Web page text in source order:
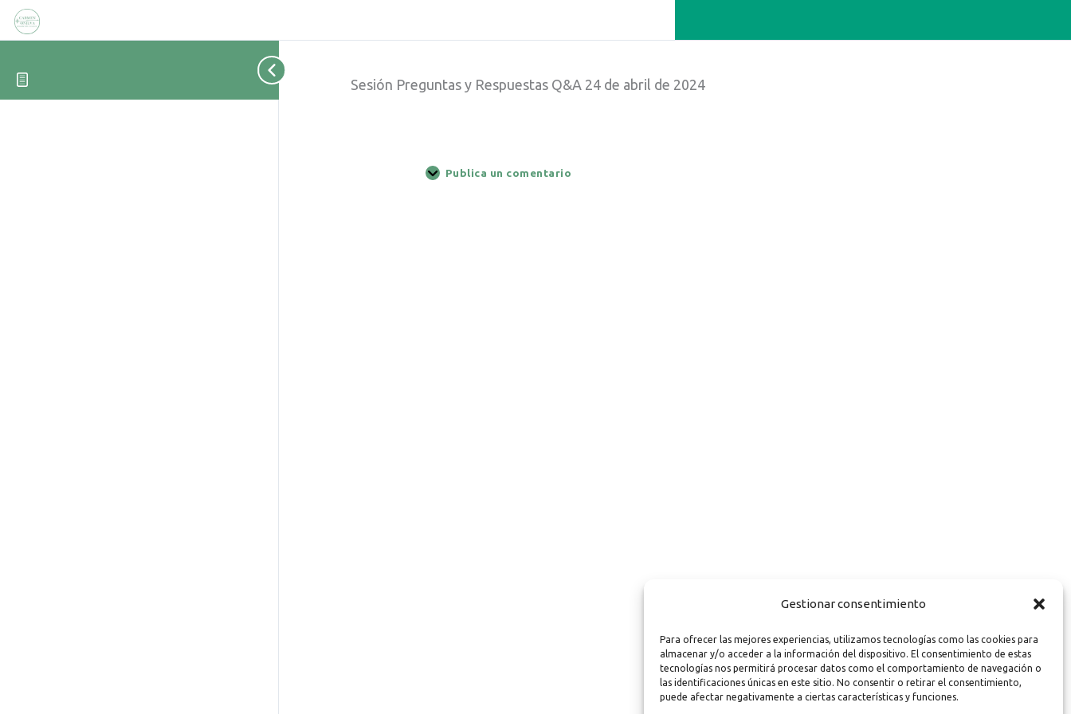
Gestionar consentimiento
Para ofrecer las mejores experiencias, utilizamos tecnologías como las cookies para
almacenar y/o acceder a la información del dispositivo. El consentimiento de estas
tecnologías nos permitirá procesar datos como el comportamiento de navegación o
las identificaciones únicas en este sitio. No consentir o retirar el consentimiento,
puede afectar negativamente a ciertas características y funciones.
Sesión Preguntas y Respuestas Q&A 24 de abril de 2024
Publica un comentario